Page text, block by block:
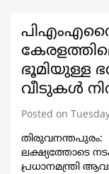
ഭൂമിയുള്ള
വീടുകള്‍
Posted on
തിരുവനന്തപുരം:
ലക്ഷ്യത്തോടെ
പ്രധാനമന്ത്രി